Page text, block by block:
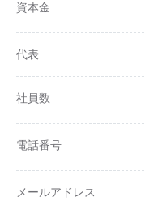
資本金
代表
社員数
電話番号
メールアドレス